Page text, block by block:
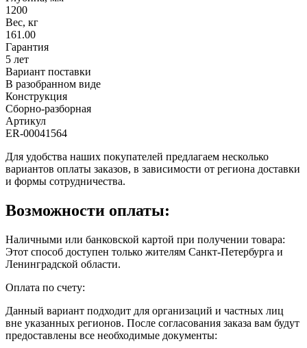
1200
Вес, кг
161.00
Гарантия
5 лет
Вариант поставки
В разобранном виде
Конструкция
Сборно-разборная
Артикул
ER-00041564
Для удобства наших покупателей предлагаем несколько
вариантов оплаты заказов, в зависимости от региона доставки
и формы сотрудничества.
Возможности оплаты:
Наличными или банковской картой при получении товара:
Этот способ доступен только жителям Санкт-Петербурга и
Ленинградской области.
Оплата по счету:
Данный вариант подходит для организаций и частных лиц
вне указанных регионов. После согласования заказа вам будут
предоставлены все необходимые документы: